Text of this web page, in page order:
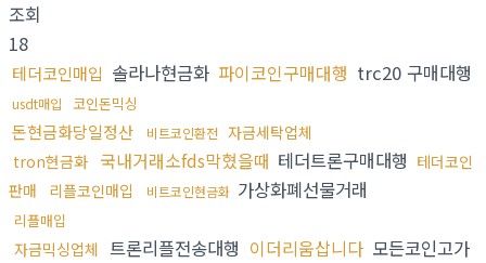
조회
18
테더코인매입 솔라나현금화 파이코인구매대행 trc20 구매대행
usdt매입 코인돈믹싱
돈현금화당일정산 비트코인환전 자금세탁업체
tron현금화 국내거래소fds막혔을때 테더트론구매대행 테더코인
판매
리플코인매입 비트코인현금화 가상화폐선물거래
리플매입
자금믹싱업체 트론리플전송대행 이더리움삽니다 모든코인고가